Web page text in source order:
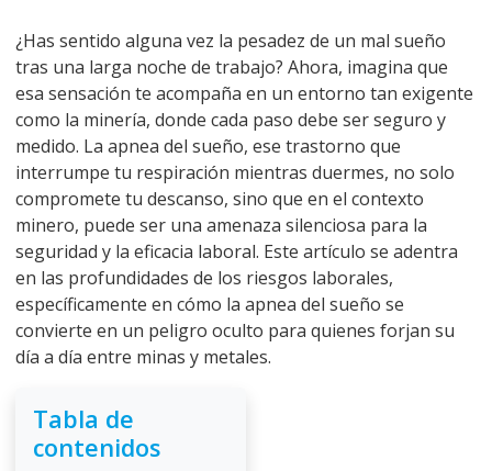
¿Has sentido alguna vez la pesadez de un mal sueño
tras una larga noche de trabajo? Ahora, imagina que
esa sensación te acompaña en un entorno tan exigente
como la minería, donde cada paso debe ser seguro y
medido. La apnea del sueño, ese trastorno que
interrumpe tu respiración mientras duermes, no solo
compromete tu descanso, sino que en el contexto
minero, puede ser una amenaza silenciosa para la
seguridad y la eficacia laboral. Este artículo se adentra
en las profundidades de los riesgos laborales,
específicamente en cómo la apnea del sueño se
convierte en un peligro oculto para quienes forjan su
día a día entre minas y metales.
Tabla de
contenidos